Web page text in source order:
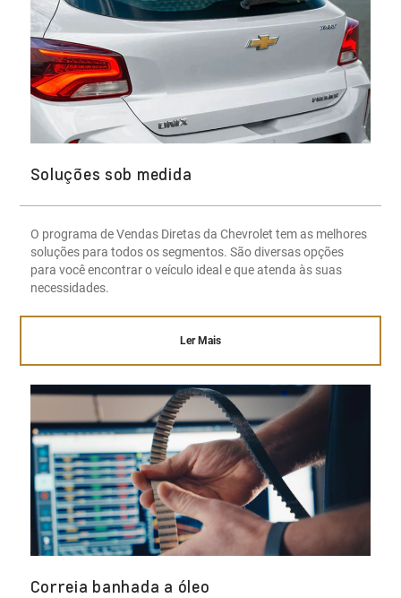
Soluções sob medida
O programa de Vendas Diretas da Chevrolet tem as melhores
soluções para todos os segmentos. São diversas opções
para você encontrar o veículo ideal e que atenda às suas
necessidades.
Ler Mais
Correia banhada a óleo